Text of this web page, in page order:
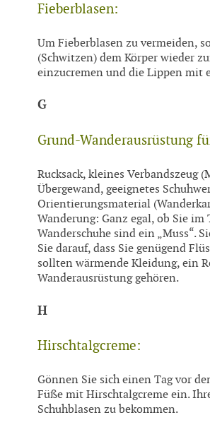
Fieberblasen:
Um Fieberblasen zu vermeiden,
(Schwitzen) dem Körper wieder
einzucremen und die Lippen mit
G
Grund-Wanderausrüstung
Rucksack, kleines Verbandszeug
Übergewand, geeignetes
Orientierungsmaterial
Wanderung: Ganz egal, ob Sie
Wanderschuhe sind ein „Muss“.
Sie darauf, dass Sie genügend
sollten wärmende Kleidung, ein
Wanderausrüstung gehören.
H
Hirschtalgcreme:
Gönnen Sie sich einen Tag vor
Füße mit Hirschtalgcreme ein.
Schuhblasen zu bekommen.